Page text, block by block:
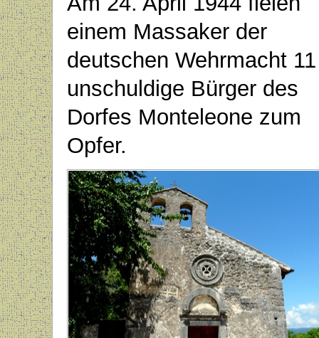
einem Massaker der
deutschen Wehrmacht 11
unschuldige Bürger des
Dorfes Monteleone zum
Opfer.